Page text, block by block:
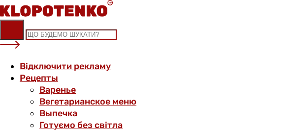
Skip
to
content
Відключити рекламу
Рецепты
Варенье
Вегетарианское меню
Выпечка
Готуємо без світла